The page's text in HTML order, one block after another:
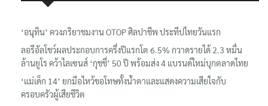
‘อนุทิน’ ควงภริยาชมงาน OTOP ศิลปาชีพ ประทีปไทยวันแรก
ลอรีอัลโชว์ผลประกอบการครึ่งปีแรกโต 6.5% กวาดรายได้ 2.3 หมื่น
ล้านยูโร คว้าไลเซนส์ ‘กุชชี่’ 50 ปี พร้อมส่ง 4 แบรนด์ใหม่บุกตลาดไทย
‘แม่เด็ก 14’ ยกมือไหว้ขอโทษทั้งน้ำตาและแสดงความเสียใจกับ
ครอบครัวผู้เสียชีวิต